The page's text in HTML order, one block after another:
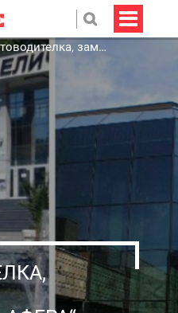
Счетоводителка, замесена в “Театралната афера“, изплува в криминален случай в Горна Оряховица